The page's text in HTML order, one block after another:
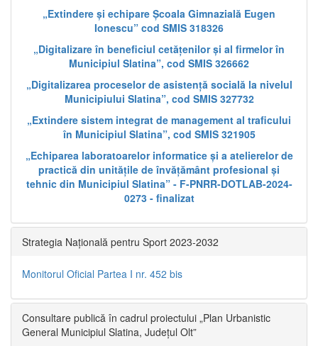
„Extindere și echipare Școala Gimnazială Eugen
Ionescu” cod SMIS 318326
„Digitalizare în beneficiul cetățenilor și al firmelor în
Municipiul Slatina”, cod SMIS 326662
„Digitalizarea proceselor de asistență socială la nivelul
Municipiului Slatina”, cod SMIS 327732
„Extindere sistem integrat de management al traficului
în Municipiul Slatina”, cod SMIS 321905
„Echiparea laboratoarelor informatice și a atelierelor de
practică din unitățile de învățământ profesional și
tehnic din Municipiul Slatina” - F-PNRR-DOTLAB-2024-
0273 - finalizat
Strategia Națională pentru Sport 2023-2032
Monitorul Oficial Partea I nr. 452 bis
Consultare publică în cadrul proiectului „Plan Urbanistic
General Municipiul Slatina, Județul Olt”